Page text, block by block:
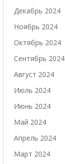
Декабрь 2024
Ноябрь 2024
Октябрь 2024
Сентябрь 2024
Август 2024
Июль 2024
Июнь 2024
Май 2024
Апрель 2024
Март 2024